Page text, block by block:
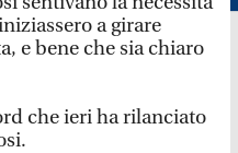
a girare
e bene che sia chiaro
che ieri ha rilanciato